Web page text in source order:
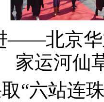
——北京华
家运河仙
“六站连